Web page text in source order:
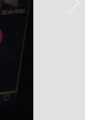
- Laboratórios da